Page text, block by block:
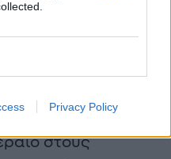
Privacy Policy
είναι ότι δεν
Το επίδομα
ενώ παράλληλα
κατασχέσεις.
στους